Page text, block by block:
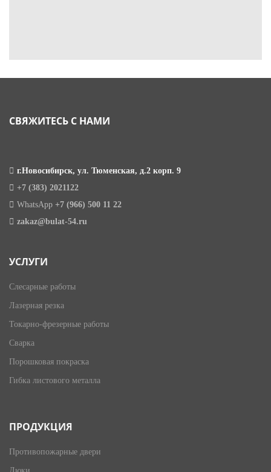
СВЯЖИТЕСЬ С НАМИ
г.Новосибирск, ул. Тюменская, д.2 корп. 9
+7 (383) 2021122
WhatsApp +7 (966) 500 11 22
zakaz@bulat-54.ru
УСЛУГИ
Слесарные работы
Лазерная резка
Токарно-фрезерные работы
Сварка
Порошковая покраска
Гибка листового металла
ПРОДУКЦИЯ
Противопожарные двери